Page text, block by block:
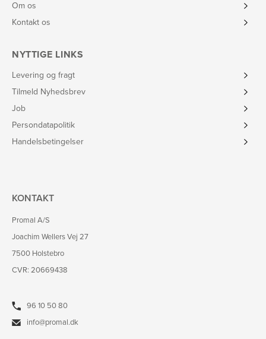
Om os
Kontakt os
NYTTIGE LINKS
Levering og fragt
Tilmeld Nyhedsbrev
Job
Persondatapolitik
Handelsbetingelser
KONTAKT
Promal A/S
Joachim Wellers Vej 27
7500 Holstebro
CVR: 20669438
96 10 50 80
info@promal.dk